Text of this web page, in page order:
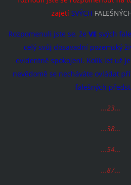
zajetí SVÝCH
Rozpomenuli jste se, že VE svých
celý svůj dosavadní pozemský
evidentně spokojeni. Kolik let už
nevědomě se necháváte ovládat
falešných
...23...
...38...
...54...
...87...